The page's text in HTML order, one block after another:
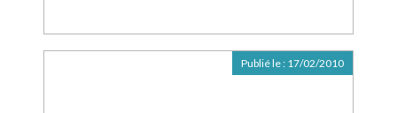
Publié le : 17/02/2010